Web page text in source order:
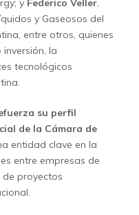
y Federico Veller,
y Gaseosos del
entre otros, quienes
la
tecnológicos
su perfil
de la Cámara de
entidad clave en la
entre empresas de
proyectos